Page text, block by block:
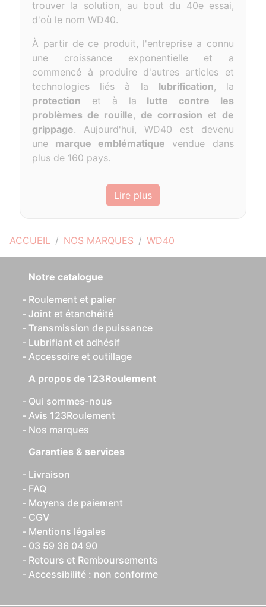
ACCUEIL NOS MARQUES WD40
trouver la solution, au bout du 40e essai,
d'où le nom WD40.
À partir de ce produit, l'entreprise a connu
une croissance exponentielle et a
commencé à produire d'autres articles et
technologies liés à la lubrification, la
protection et à la lutte contre les
problèmes de rouille, de corrosion et de
grippage. Aujourd'hui, WD40 est devenu
une marque emblématique vendue dans
plus de 160 pays.
Lire plus
Notre catalogue
Roulement et palier
Joint et étanchéité
Transmission de puissance
Lubrifiant et adhésif
Accessoire et outillage
A propos de 123Roulement
Qui sommes-nous
Avis 123Roulement
Nos marques
Garanties & services
Livraison
FAQ
Moyens de paiement
CGV
Mentions légales
03 59 36 04 90
Retours et Remboursements
Accessibilité : non conforme